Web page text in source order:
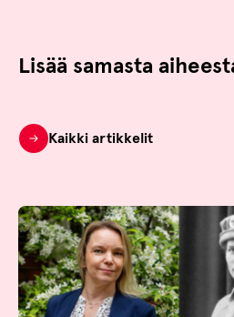
Lisää samasta
Kaikki artikkelit